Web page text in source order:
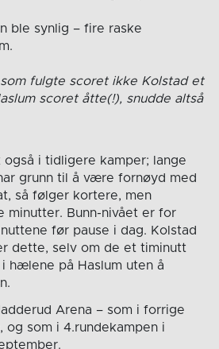
ble synlig – fire raske
fulgte scoret ikke Kolstad et
scoret åtte(!), snudde altså
i tidligere kamper; lange
grunn til å være fornøyd med
så følger kortere, men
minutter. Bunn-nivået er for
før pause i dag. Kolstad
dette, selv om de et timinutt
hælene på Haslum uten å
Arena – som i forrige
og som i 4.rundekampen i